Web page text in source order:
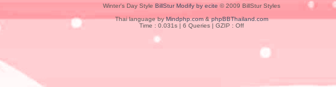
Winter's Day StyleBillStur Modify by ecite © 2009 BillStur Styles
Thai language byMindphp.com&phpBBThailand.com
Time : 0.031s | 6 Queries | GZIP : Off